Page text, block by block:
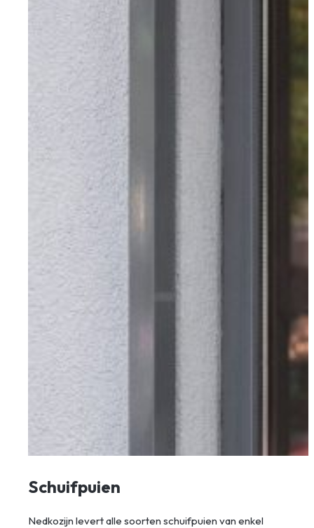
Schuifpuien
Nedkozijn levert alle soorten schuifpuien van enkel